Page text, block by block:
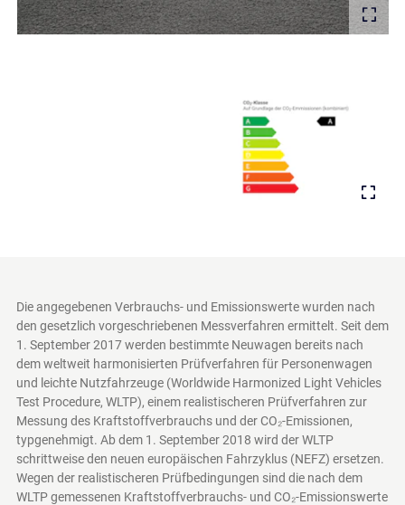
Die angegebenen Verbrauchs- und Emissionswerte wurden nach
den gesetzlich vorgeschriebenen Messverfahren ermittelt. Seit dem
1. September 2017 werden bestimmte Neuwagen bereits nach
dem weltweit harmonisierten Prüfverfahren für Personenwagen
und leichte Nutzfahrzeuge (Worldwide Harmonized Light Vehicles
Test Procedure, WLTP), einem realistischeren Prüfverfahren zur
Messung des Kraftstoffverbrauchs und der CO₂-Emissionen,
typgenehmigt. Ab dem 1. September 2018 wird der WLTP
schrittweise den neuen europäischen Fahrzyklus (NEFZ) ersetzen.
Wegen der realistischeren Prüfbedingungen sind die nach dem
WLTP gemessenen Kraftstoffverbrauchs- und CO₂-Emissionswerte